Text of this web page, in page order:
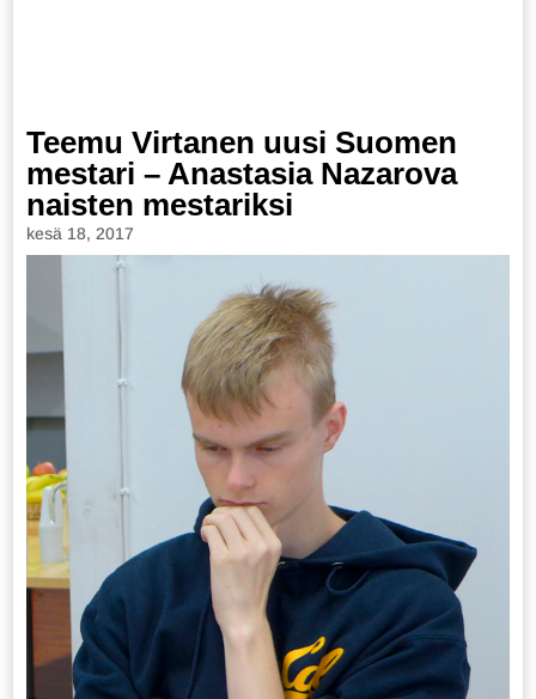
Teemu Virtanen uusi Suomen
mestari – Anastasia Nazarova
naisten mestariksi
kesä 18, 2017